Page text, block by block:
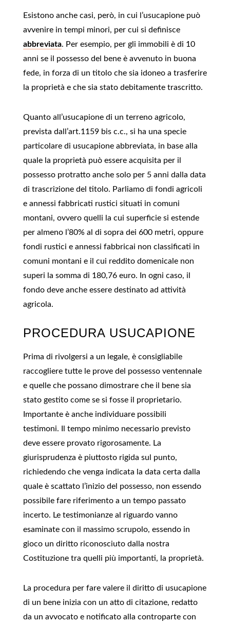
Esistono anche casi, però, in cui l’usucapione può
avvenire in tempi minori, per cui si definisce
abbreviata. Per esempio, per gli immobili è di 10
anni se il possesso del bene è avvenuto in buona
fede, in forza di un titolo che sia idoneo a trasferire
la proprietà e che sia stato debitamente trascritto.
Quanto all’usucapione di un terreno agricolo,
prevista dall’art.1159 bis c.c., si ha una specie
particolare di usucapione abbreviata, in base alla
quale la proprietà può essere acquisita per il
possesso protratto anche solo per 5 anni dalla data
di trascrizione del titolo. Parliamo di fondi agricoli
e annessi fabbricati rustici situati in comuni
montani, ovvero quelli la cui superficie si estende
per almeno l’80% al di sopra dei 600 metri, oppure
fondi rustici e annessi fabbricai non classificati in
comuni montani e il cui reddito domenicale non
superi la somma di 180,76 euro. In ogni caso, il
fondo deve anche essere destinato ad attività
agricola.
PROCEDURA USUCAPIONE
Prima di rivolgersi a un legale, è consigliabile
raccogliere tutte le prove del possesso ventennale
e quelle che possano dimostrare che il bene sia
stato gestito come se si fosse il proprietario.
Importante è anche individuare possibili
testimoni. Il tempo minimo necessario previsto
deve essere provato rigorosamente. La
giurisprudenza è piuttosto rigida sul punto,
richiedendo che venga indicata la data certa dalla
quale è scattato l’inizio del possesso, non essendo
possibile fare riferimento a un tempo passato
incerto. Le testimonianze al riguardo vanno
esaminate con il massimo scrupolo, essendo in
gioco un diritto riconosciuto dalla nostra
Costituzione tra quelli più importanti, la proprietà.
La procedura per fare valere il diritto di usucapione
di un bene inizia con un atto di citazione, redatto
da un avvocato e notificato alla controparte con